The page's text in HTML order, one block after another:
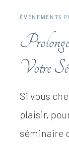
ÉVÉNEMENTS
Votre
Si vous
plaisir,
séminaire